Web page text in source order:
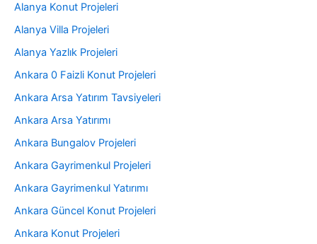
Alanya Konut Projeleri
Alanya Villa Projeleri
Alanya Yazlık Projeleri
Ankara 0 Faizli Konut Projeleri
Ankara Arsa Yatırım Tavsiyeleri
Ankara Arsa Yatırımı
Ankara Bungalov Projeleri
Ankara Gayrimenkul Projeleri
Ankara Gayrimenkul Yatırımı
Ankara Güncel Konut Projeleri
Ankara Konut Projeleri